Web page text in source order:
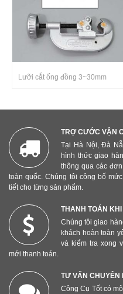
Lưỡi cắt ống đồng 3~30mm
TRỢ CƯỚC VẬN
Tại Hà Nội, Đà
hình thức giao
thông qua các
toàn quốc. Chúng tôi công bố
tiết cho từng sản phẩm.
THANH TOÁN
Chúng tôi giao
khách hoàn toàn
và kiểm tra xong
mới thanh toán.
TƯ VẤN CHUYÊN
Công Cụ Tốt có